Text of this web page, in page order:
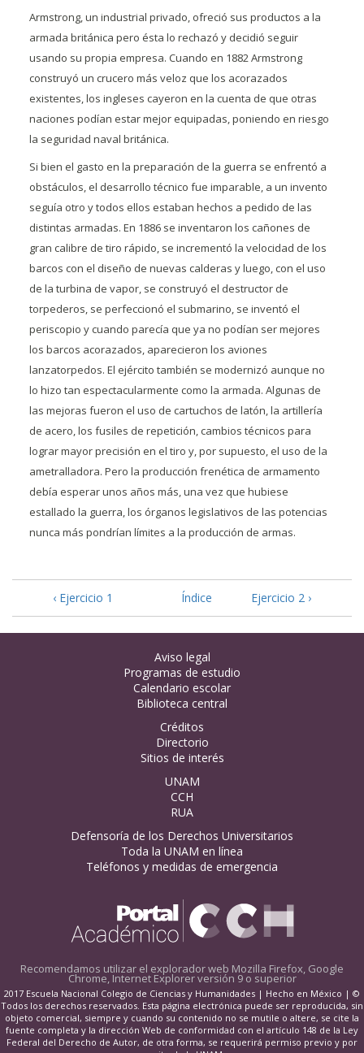
Armstrong, un industrial privado, ofreció sus productos a la
armada británica pero ésta lo rechazó y decidió seguir
usando su propia empresa. Cuando en 1882 Armstrong
construyó un crucero más veloz que los acorazados
existentes, los ingleses cayeron en la cuenta de que otras
naciones podían estar mejor equipadas, poniendo en riesgo
la seguridad naval británica.
Si bien el gasto en la preparación de la guerra se enfrentó a
obstáculos, el desarrollo técnico fue imparable, a un invento
seguía otro y todos ellos estaban hechos a pedido de las
distintas armadas. En 1886 se inventaron los cañones de
gran calibre de tiro rápido, se incrementó la velocidad de los
barcos con el diseño de nuevas calderas y luego, con el uso
de la turbina de vapor, se construyó el destructor de
torpederos, se perfeccionó el submarino, se inventó el
periscopio y cuando parecía que ya no podían ser mejores
los barcos acorazados, aparecieron los aviones
lanzatorpedos. El ejército también se modernizó aunque no
lo hizo tan espectacularmente como la armada. Algunas de
las mejoras fueron el uso de cartuchos de latón, la artillería
de acero, los fusiles de repetición, cambios técnicos para
lograr mayor precisión en el tiro y, por supuesto, el uso de la
ametralladora. Pero la producción frenética de armamento
debía esperar unos años más, una vez que hubiese
estallado la guerra, los órganos legislativos de las potencias
nunca más pondrían límites a la producción de armas.
‹ Ejercicio 1 Índice Ejercicio 2 ›
Aviso legal
Programas de estudio
Calendario escolar
Biblioteca central
Créditos
Directorio
Sitios de interés
UNAM
CCH
RUA
Defensoría de los Derechos Universitarios
Toda la UNAM en línea
Teléfonos y medidas de emergencia
Recomendamos utilizar el explorador web Mozilla Firefox, Google
Chrome, Internet Explorer versión 9 o superior
2017 Escuela Nacional Colegio de Ciencias y Humanidades | Hecho en México | ©
Todos los derechos reservados. Esta página electrónica puede ser reproducida, sin
objeto comercial, siempre y cuando su contenido no se mutile o altere, se cite la
fuente completa y la dirección Web de conformidad con el artículo 148 de la Ley
Federal del Derecho de Autor, de otra forma, se requerirá permiso previo y por